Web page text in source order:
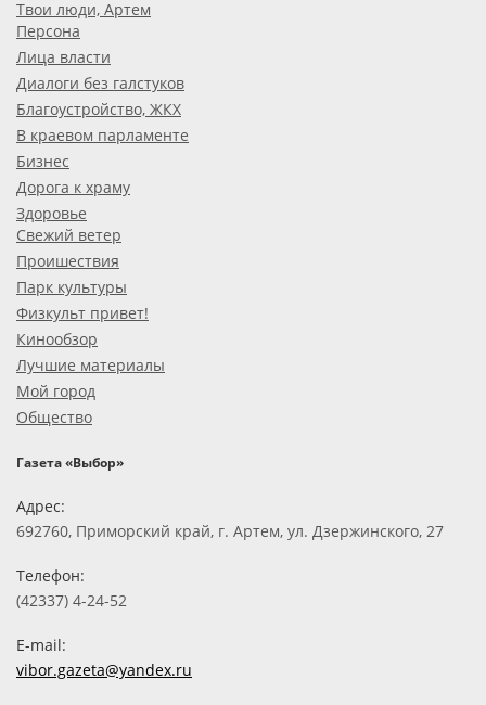
Твои люди, Артем
Персона
Лица власти
Диалоги без галстуков
Благоустройство, ЖКХ
В краевом парламенте
Бизнес
Дорога к храму
Здоровье
Свежий ветер
Проишествия
Парк культуры
Физкульт привет!
Кинообзор
Лучшие материалы
Мой город
Общество
Газета «Выбор»
Адрес:
692760, Приморский край, г. Артем, ул. Дзержинского, 27
Телефон:
(42337) 4-24-52
E-mail:
vibor.gazeta@yandex.ru